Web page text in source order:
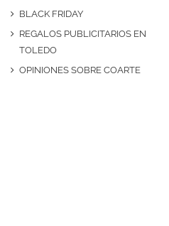
BLACK FRIDAY
REGALOS PUBLICITARIOS EN
TOLEDO
OPINIONES SOBRE COARTE